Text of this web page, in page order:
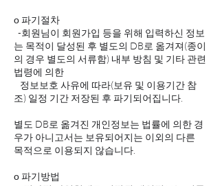
ο 파기절차
-회원님이 회원가입 등을 위해 입력하신 정보
는 목적이 달성된 후 별도의 DB로 옮겨져(종이
의 경우 별도의 서류함) 내부 방침 및 기타 관련
법령에 의한
정보보호 사유에 따라(보유 및 이용기간 참
조) 일정 기간 저장된 후 파기되어집니다.
별도 DB로 옮겨진 개인정보는 법률에 의한 경
우가 아니고서는 보유되어지는 이외의 다른
목적으로 이용되지 않습니다.
ο 파기방법